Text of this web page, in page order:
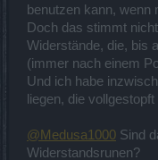
benutzen kann, wenn
Doch das stimmt
Widerstände, die, bis
(immer nach einem
Und ich habe
liegen, die
@Medusa1000 Sind
Widerstandsrunen?